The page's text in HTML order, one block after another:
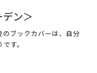
ン＞
ブックカバーは、自分
す。